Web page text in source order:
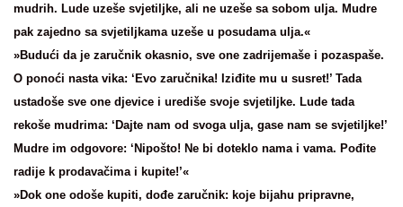
mudrih. Lude uzeše svjetiljke, ali ne uzeše sa sobom ulja. Mudre
pak zajedno sa svjetiljkama uzeše u posudama ulja.«
»Budući da je zaručnik okasnio, sve one zadrijemaše i pozaspaše.
O ponoći nasta vika: ‘Evo zaručnika! Iziđite mu u susret!’ Tada
ustadoše sve one djevice i urediše svoje svjetiljke. Lude tada
rekoše mudrima: ‘Dajte nam od svoga ulja, gase nam se svjetiljke!’
Mudre im odgovore: ‘Nipošto! Ne bi doteklo nama i vama. Pođite
radije k prodavačima i kupite!’«
»Dok one odoše kupiti, dođe zaručnik: koje bijahu pripravne,